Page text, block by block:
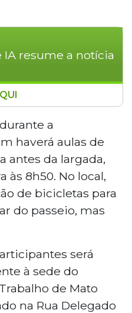
IA resume a notícia
do Servidor,
do Sul
ciclístico no
aberto a
colaboradores,
geral, contará
e zumba
A concentração
TRT/MS, com
tênis, capacete,
durante o
a
haverá aulas de
antes da largada,
às 8h50. No local,
de bicicletas para
do passeio, mas
será
à sede do
de Mato
na Rua Delegado